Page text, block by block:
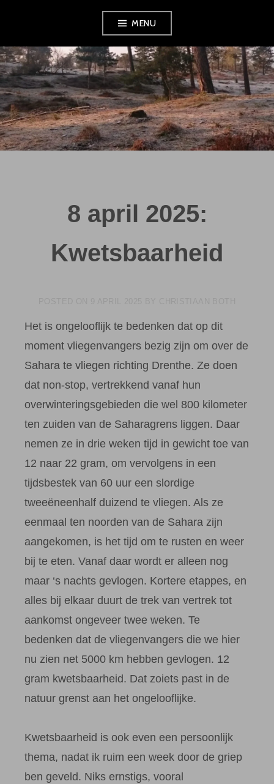
content
MENU
8 april 2025:
Kwetsbaarheid
Het is ongelooflijk te bedenken dat op dit
moment vliegenvangers bezig zijn om over de
Sahara te vliegen richting Drenthe. Ze doen
dat non-stop, vertrekkend vanaf hun
overwinteringsgebieden die wel 800 kilometer
ten zuiden van de Saharagrens liggen. Daar
nemen ze in drie weken tijd in gewicht toe van
12 naar 22 gram, om vervolgens in een
tijdsbestek van 60 uur een slordige
tweeëneenhalf duizend te vliegen. Als ze
eenmaal ten noorden van de Sahara zijn
aangekomen, is het tijd om te rusten en weer
bij te eten. Vanaf daar wordt er alleen nog
maar ‘s nachts gevlogen. Kortere etappes, en
alles bij elkaar duurt de trek van vertrek tot
aankomst ongeveer twee weken. Te
bedenken dat de vliegenvangers die we hier
nu zien net 5000 km hebben gevlogen. 12
gram kwetsbaarheid. Dat zoiets past in de
natuur grenst aan het ongelooflijke.
Kwetsbaarheid is ook even een persoonlijk
thema, nadat ik ruim een week door de griep
ben geveld. Niks ernstigs, vooral